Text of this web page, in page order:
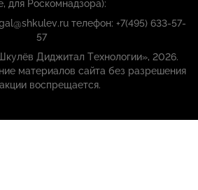
для Роскомнадзора):
телефон: +7(495) 633-57-
57
Диджитал Технологии», 2026.
материалов сайта без разрешения
воспрещается.